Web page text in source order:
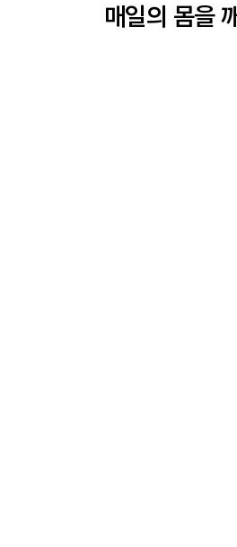
매일의 몸을